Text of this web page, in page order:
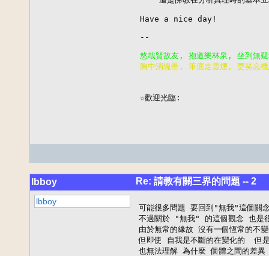
Have a nice day!
--
胸中消塊壘, 筆底走雲煙, 更笑忘
☆歡迎光臨:
lbboy Re: 請教有關三界的問題 -- 2
lbboy
可能很多問題 要回到"無我"這個關
不過關於 "無我" 的這個觀念 也是
由於無常的緣故 沒有一個恆常的不
但即使 自我是不斷的在變化的  但
也無法理解 為什麼 個體之間的差異